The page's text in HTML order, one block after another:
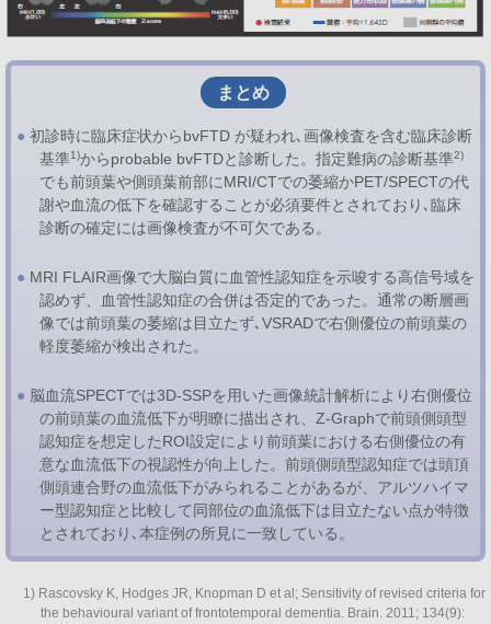
まとめ
● 初診時に臨床症状からbvFTD が疑われ､画像検査を含む臨床診断
基準1)からprobable bvFTDと診断した。指定難病の診断基準2)
でも前頭葉や側頭葉前部にMRI/CTでの萎縮かPET/SPECTの代
謝や血流の低下を確認することが必須要件とされており､臨床
診断の確定には画像検査が不可欠である。
● MRI FLAIR画像で大脳白質に血管性認知症を示唆する高信号域を
認めず、血管性認知症の合併は否定的であった。通常の断層画
像では前頭葉の萎縮は目立たず､VSRADで右側優位の前頭葉の
軽度萎縮が検出された。
● 脳血流SPECTでは3D-SSPを用いた画像統計解析により右側優位
の前頭葉の血流低下が明瞭に描出され、Z-Graphで前頭側頭型
認知症を想定したROI設定により前頭葉における右側優位の有
意な血流低下の視認性が向上した。前頭側頭型認知症では頭頂
側頭連合野の血流低下がみられることがあるが、アルツハイマ
ー型認知症と比較して同部位の血流低下は目立たない点が特徴
とされており､本症例の所見に一致している。
1) Rascovsky K, Hodges JR, Knopman D et al; Sensitivity of revised criteria for
the behavioural variant of frontotemporal dementia. Brain. 2011; 134(9):